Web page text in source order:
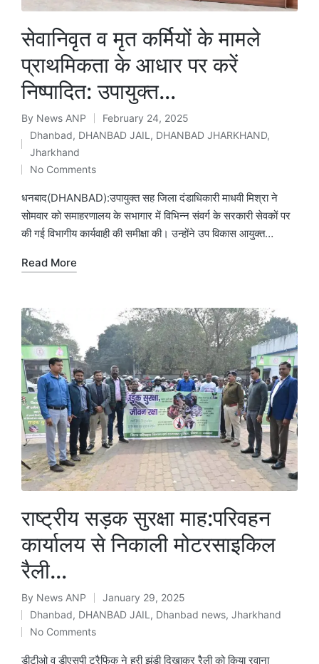
सेवानिवृत व मृत कर्मियों के मामले
प्राथमिकता के आधार पर करें
निष्पादित: उपायुक्त…
Posted
by
By News ANP February 24, 2025
Posted
in
Dhanbad, DHANBAD JAIL , DHANBAD JHARKHAND,
Jharkhand
No Comments
धनबाद(DHANBAD):उपायुक्त सह जिला दंडाधिकारी माधवी मिश्रा ने
सोमवार को समाहरणालय के सभागार में विभिन्न संवर्ग के सरकारी सेवकों पर
की गई विभागीय कार्यवाही की समीक्षा की। उन्होंने उप विकास आयुक्त…
Read More
राष्ट्रीय सड़क सुरक्षा माह:परिवहन
कार्यालय से निकाली मोटरसाइकिल
रैली…
Posted
by
By News ANP January 29, 2025
Posted
in
Dhanbad, DHANBAD JAIL , Dhanbad news, Jharkhand
No Comments
डीटीओ व डीएसपी ट्रैफिक ने हरी झंडी दिखाकर रैली को किया रवाना